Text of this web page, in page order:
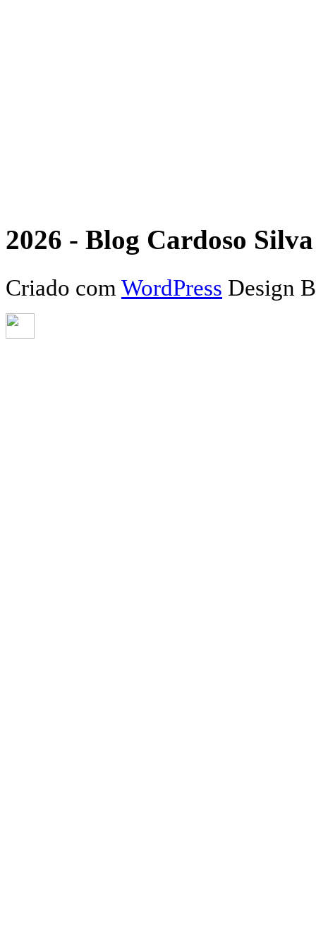
2026 - Blog Cardoso
Criado com WordPress Design